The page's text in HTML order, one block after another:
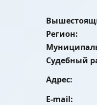
Регион:
Судебный
Адрес:
E-mail: